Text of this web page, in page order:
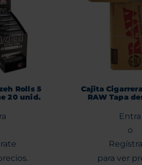
Rolls 5
20 unid.
Cajita
RAW Tapa
Entra
o
para ver